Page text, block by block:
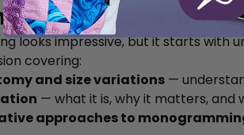
and Monograms
looks impressive, but it starts with
covering:
and size variations —
— what it is, why it matters, and
approaches to